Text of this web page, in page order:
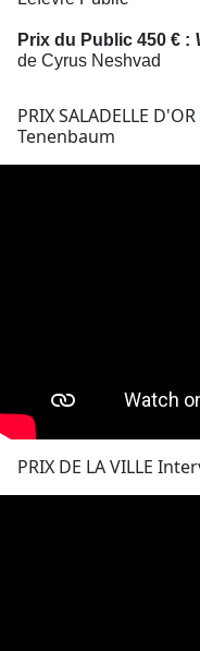
Prix du Public 450 € :
de Cyrus Neshvad
PRIX SALADELLE
Tenenbaum
PRIX DE LA VILLE